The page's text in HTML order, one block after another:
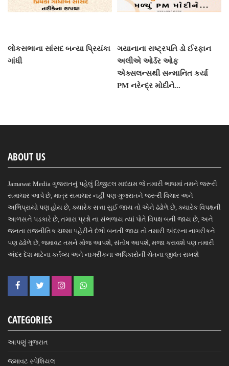
લોકસભાના સાંસદ બન્યા પ્રિયંકા
ગાંધી
ગયાનાના રાષ્ટ્રપતિ ડો ઈરફાન
અલીએ ઓર્ડર ઓફ
એક્સલન્સથી સન્માનિત કર્યા
PM નરેન્દ્ર મોદીને...
ABOUT US
Jamawat Media ગુજરાતનું પહેલું ડિજીટલ માધ્યમ જે તમારી ભાષામાં તમને જરૂરી
સમાચાર આપે છે, માત્ર સમાચાર નહીં પણ ગુજરાતને જરૂરી વિચાર અને
અભિપ્રાયો પણ હોય છે, ક્યારેક સત્તા સુઈ જાય તો એને ઢંઢોળે છે, ક્યારેક વિપક્ષની
આળસને પડકારે છે, તમારા પ્રશ્નો ના સંભળાય ત્યાં પોતે વિપક્ષ બની જાય છે, અને
જનતા રાજનીતિક ચશ્મા પહેરીને દંભી બનતી જાય તો તમારી અંદરના નાગરીકને
પણ ઢંઢોળે છે, જમાવટ તમને મોજ આપશે, સંતોષ આપશે, મજા કરાવશે પણ તમારી
અંદર દેશ માટેના કર્તવ્ય અને નાગરીકના અધિકારોની ચેતના જીવંત રાખશે
CATEGORIES
આપણું ગુજરાત
જમાવટ સ્પેશિયલ